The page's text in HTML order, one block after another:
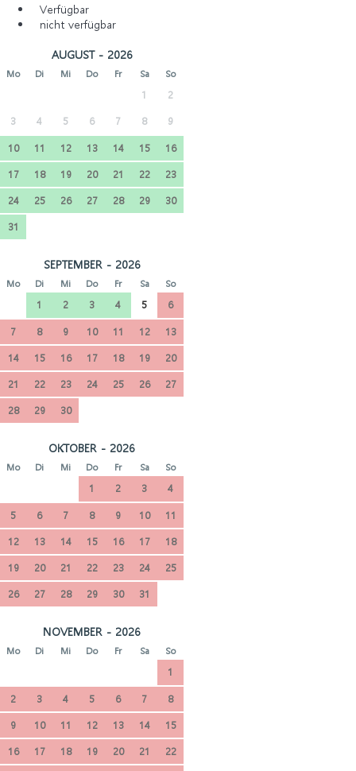
Verfügbar
nicht verfügbar
AUGUST - 2026
Mo Di Mi Do Fr Sa So
1 2
3 4 5 6 7 8 9
10 11 12 13 14 15
16
17
18 19 20 21 22
23
24
25 26 27 28 29
30
31
SEPTEMBER - 2026
Mo Di Mi Do Fr Sa So
1 2 3 4 5
6
7
8 9 10 11 12
13
14
15 16 17 18 19
20
21
22 23 24 25 26
27
28
29 30
OKTOBER - 2026
Mo Di Mi Do Fr Sa So
1 2 3
4
5
6 7 8 9 10
11
12
13 14 15 16 17
18
19
20 21 22 23 24
25
26
27 28 29 30 31
NOVEMBER - 2026
Mo Di Mi Do Fr Sa So
1
2
3 4 5 6 7
8
9
10 11 12 13 14
15
16
17 18 19 20 21
22